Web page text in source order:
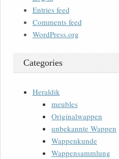
Entries feed
Comments feed
WordPress.org
Categories
Heraldik
meubles
Originalwappen
unbekannte Wappen
Wappenkunde
Wappensammlung